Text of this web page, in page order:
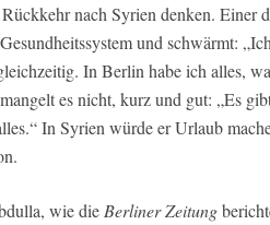
nach Syrien denken. Einer
und schwärmt:
In Berlin habe ich alles,
es nicht, kurz und gut: „Es
In Syrien würde er Urlaub
wie die Berliner Zeitung